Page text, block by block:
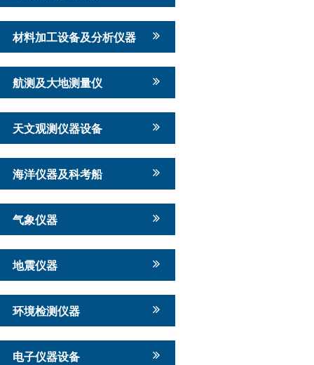
材料加工设备及分析仪器
航测及大地测量仪
天文观测仪器设备
海洋仪器及科考船
气象仪器
地震仪器
环境检测仪器
电子仪器设备